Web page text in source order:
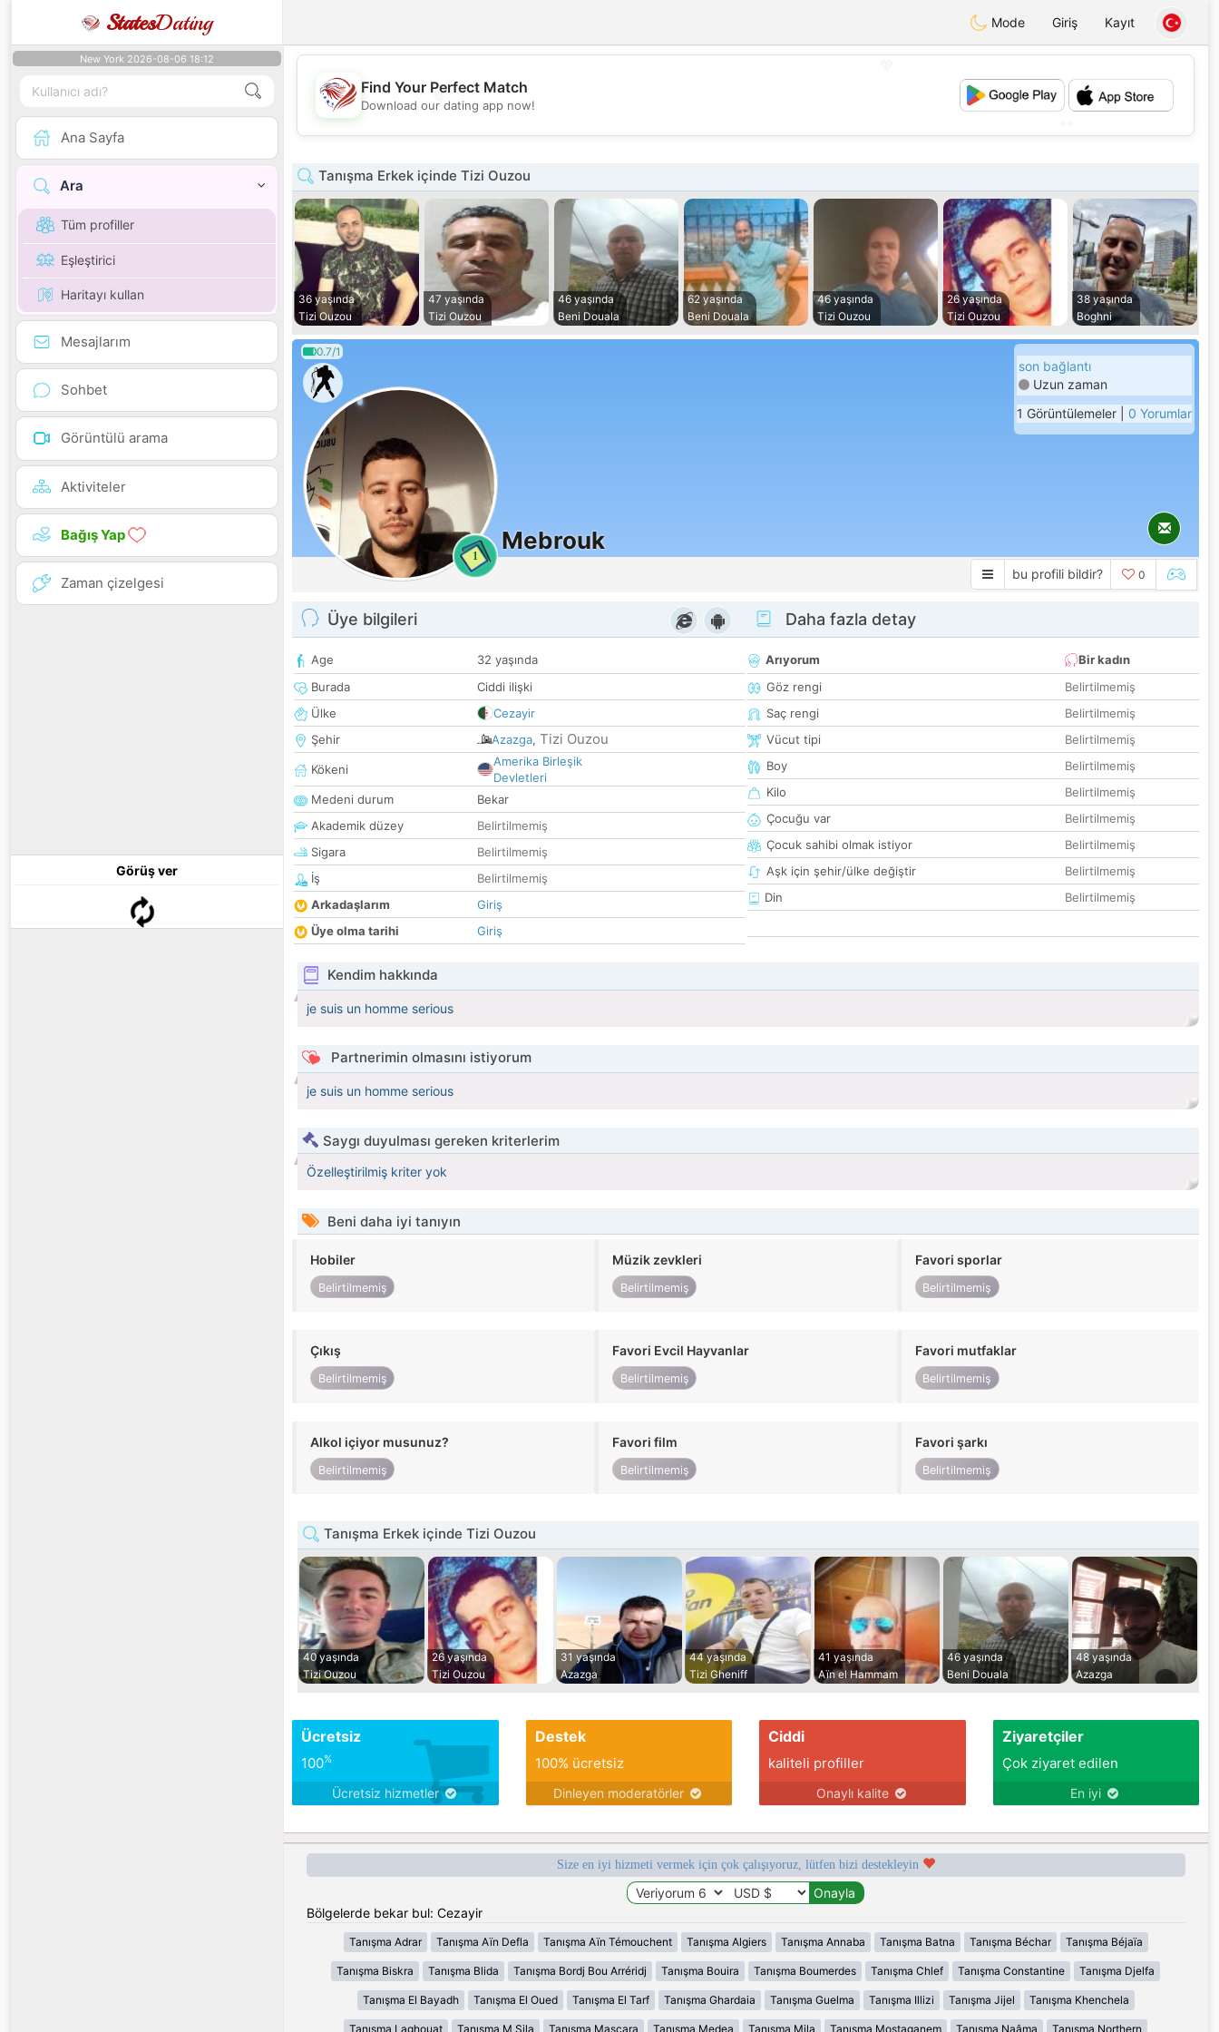
StatesDating Mode Giriş Kayıt
New York 2026-08-06 18:12
Ana Sayfa
Ara
Tüm profiller
Eşleştirici
Haritayı kullan
Mesajlarım
Sohbet
Görüntülü arama
Aktiviteler
Bağış Yap
Zaman çizelgesi
Görüş ver
💖
💕
💕
Find Your Perfect Match
Download our dating app now!
Tanışma Erkek içinde Tizi Ouzou
36 yaşında
Tizi Ouzou
47 yaşında
Tizi Ouzou
46 yaşında
Beni Douala
62 yaşında
Beni Douala
46 yaşında
Tizi Ouzou
26 yaşında
Tizi Ouzou
38 yaşında
Boghni
0.7/1
1
Mebrouk
son bağlantı
Uzun zaman
1 Görüntülemeler | 0 Yorumlar
bu profili bildir? 0
Üye bilgileri
Age
32 yaşında
Burada
Ciddi ilişki
Ülke
Cezayir
Şehir
Azazga, Tizi Ouzou
Kökeni
Amerika Birleşik
Devletleri
Medeni durum
Bekar
Akademik düzey
Belirtilmemiş
Sigara
Belirtilmemiş
İş
Belirtilmemiş
Arkadaşlarım
Giriş
Üye olma tarihi
Giriş
Daha fazla detay
Arıyorum
Bir kadın
Göz rengi
Belirtilmemiş
Saç rengi
Belirtilmemiş
Vücut tipi
Belirtilmemiş
Boy
Belirtilmemiş
Kilo
Belirtilmemiş
Çocuğu var
Belirtilmemiş
Çocuk sahibi olmak istiyor
Belirtilmemiş
Aşk için şehir/ülke değiştir
Belirtilmemiş
Din
Belirtilmemiş
Kendim hakkında
je suis un homme serious
Partnerimin olmasını istiyorum
je suis un homme serious
Saygı duyulması gereken kriterlerim
Özelleştirilmiş kriter yok
Beni daha iyi tanıyın
Hobiler
Belirtilmemiş
Müzik zevkleri
Belirtilmemiş
Favori sporlar
Belirtilmemiş
Çıkış
Belirtilmemiş
Favori Evcil Hayvanlar
Belirtilmemiş
Favori mutfaklar
Belirtilmemiş
Alkol içiyor musunuz?
Belirtilmemiş
Favori film
Belirtilmemiş
Favori şarkı
Belirtilmemiş
Tanışma Erkek içinde Tizi Ouzou
40 yaşında
Tizi Ouzou
26 yaşında
Tizi Ouzou
31 yaşında
Azazga
44 yaşında
Tizi Gheniff
41 yaşında
Aïn el Hammam
46 yaşında
Beni Douala
48 yaşında
Azazga
Ücretsiz
100%
Ücretsiz hizmetler
Destek
100% ücretsiz
Dinleyen moderatörler
Ciddi
kaliteli profiller
Onaylı kalite
Ziyaretçiler
Çok ziyaret edilen
En iyi
Size en iyi hizmeti vermek için çok çalışıyoruz, lütfen bizi destekleyin
Bölgelerde bekar bul: Cezayir
Tanışma Adrar Tanışma Aïn Defla Tanışma Aïn Témouchent Tanışma Algiers Tanışma Annaba Tanışma Batna Tanışma Béchar Tanışma Béjaïa
Tanışma Biskra Tanışma Blida Tanışma Bordj Bou Arréridj Tanışma Bouira Tanışma Boumerdes Tanışma Chlef Tanışma Constantine Tanışma Djelfa
Tanışma El Bayadh Tanışma El Oued Tanışma El Tarf Tanışma Ghardaia Tanışma Guelma Tanışma Illizi Tanışma Jijel Tanışma Khenchela
Tanışma Laghouat Tanışma M Sila Tanışma Mascara Tanışma Medea Tanışma Mila Tanışma Mostaganem Tanışma Naâma Tanışma Northern